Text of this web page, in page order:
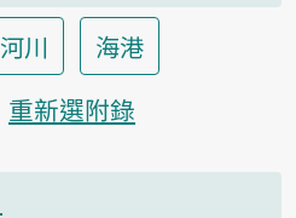
河川
海港
重新選附錄